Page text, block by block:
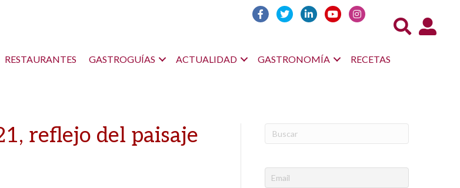
Acceso
RESTAURANTES GASTROGUÍAS ACTUALIDAD GASTRONOMÍA
RECETAS
reflejo del paisaje